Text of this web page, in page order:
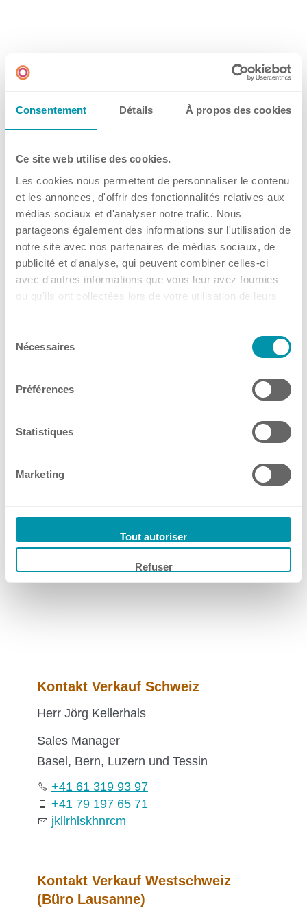
Consentement Détails À propos des cookies
Ce site web utilise des cookies.
Les cookies nous permettent de personnaliser le contenu
et les annonces, d'offrir des fonctionnalités relatives aux
médias sociaux et d'analyser notre trafic. Nous
partageons également des informations sur l'utilisation de
notre site avec nos partenaires de médias sociaux, de
publicité et d'analyse, qui peuvent combiner celles-ci
avec d'autres informations que vous leur avez fournies
ou qu'ils ont collectées lors de votre utilisation de leurs
Nécessaires
Préférences
Statistiques
Marketing
Tout autoriser
Refuser
SIGMA 1-14K
EG – KONFORMITÄTS-
ERKLÄRUNG • Deutsch • PDF
EC – DECLARATION OF
Kontakt Verkauf Schweiz
Herr Jörg Kellerhals
Sales Manager
Basel, Bern, Luzern und Tessin
+41 61 319 93 97
+41 79 197 65 71
jk rh lskhnrcm
Kontakt Verkauf Westschweiz
(Büro Lausanne)